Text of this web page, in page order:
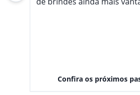
Confira os próximos